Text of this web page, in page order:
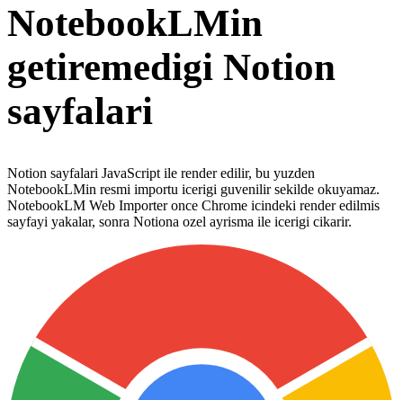
NotebookLMin
getiremedigi Notion
sayfalari
Notion sayfalari JavaScript ile render edilir, bu yuzden
NotebookLMin resmi importu icerigi guvenilir sekilde okuyamaz.
NotebookLM Web Importer once Chrome icindeki render edilmis
sayfayi yakalar, sonra Notiona ozel ayrisma ile icerigi cikarir.